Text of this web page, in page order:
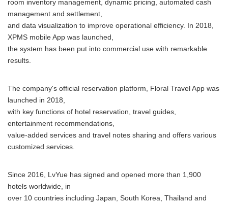
room inventory management, dynamic pricing, automated cash
management and settlement,
and data visualization to improve operational efficiency. In 2018,
XPMS mobile App was launched,
the system has been put into commercial use with remarkable
results.
The company's official reservation platform, Floral Travel App was
launched in 2018,
with key functions of hotel reservation, travel guides,
entertainment recommendations,
value-added services and travel notes sharing and offers various
customized services.
Since 2016, LvYue has signed and opened more than 1,900
hotels worldwide, in
over 10 countries including Japan, South Korea, Thailand and